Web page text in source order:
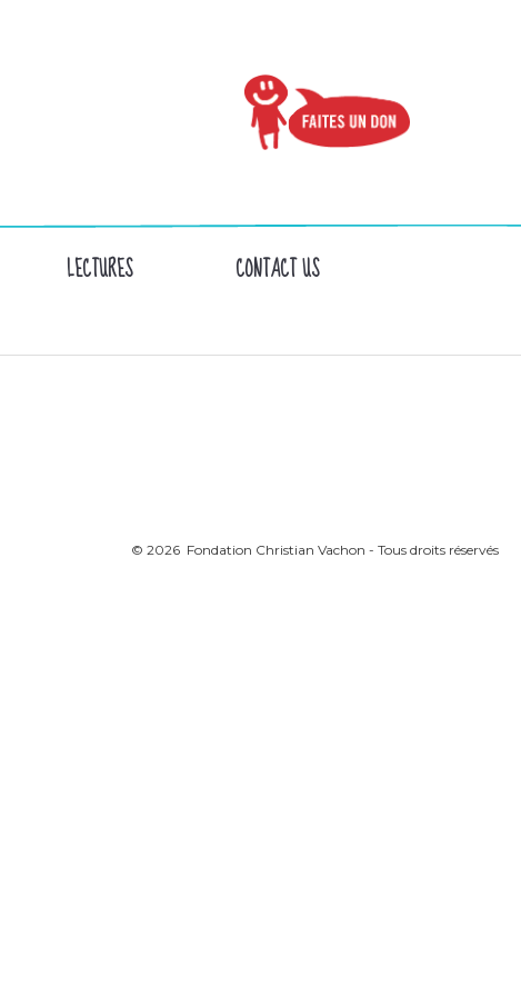
LECTURES CONTACT US
© 2026 Fondation Christian Vachon - Tous droits réservés